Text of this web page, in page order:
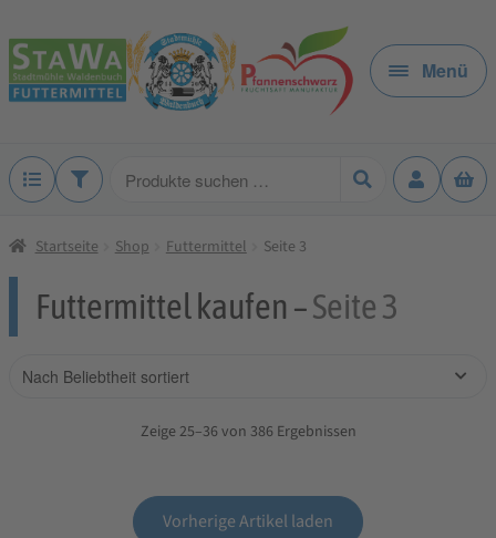
Zur
Navigation
springen
Zum
Inhalt
springen
Menü
Produkte
Startseite Shop Futtermittel Seite 3
Futtermittel kaufen –Seite 3
Zeige 25–36 von 386 Ergebnissen
Vorherige Artikel laden